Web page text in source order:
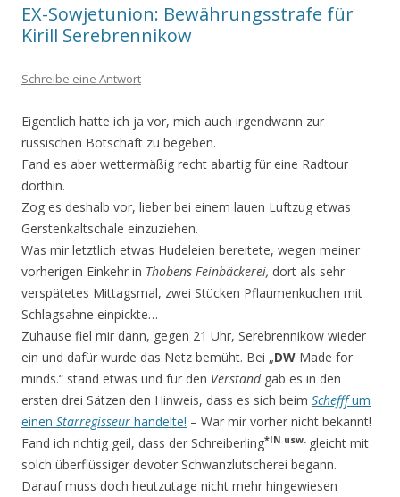
EX-Sowjetunion: Bewährungsstrafe für
Kirill Serebrennikow
Schreibe eine Antwort
Eigentlich hatte ich ja vor, mich auch irgendwann zur
russischen Botschaft zu begeben.
Fand es aber wettermäßig recht abartig für eine Radtour
dorthin.
Zog es deshalb vor, lieber bei einem lauen Luftzug etwas
Gerstenkaltschale einzuziehen.
Was mir letztlich etwas Hudeleien bereitete, wegen meiner
vorherigen Einkehr in Thobens Feinbäckerei, dort als sehr
verspätetes Mittagsmal, zwei Stücken Pflaumenkuchen mit
Schlagsahne einpickte…
Zuhause fiel mir dann, gegen 21 Uhr, Serebrennikow wieder
ein und dafür wurde das Netz bemüht. Bei „DW Made for
minds.“ stand etwas und für den Verstand gab es in den
ersten drei Sätzen den Hinweis, dass es sich beim Schefffum
einen Starregisseur handelte! – War mir vorher nicht bekannt!
Fand ich richtig geil, dass der Schreiberling*IN usw. gleicht mit
solch überflüssiger devoter Schwanzlutscherei begann.
Darauf muss doch heutzutage nicht mehr hingewiesen